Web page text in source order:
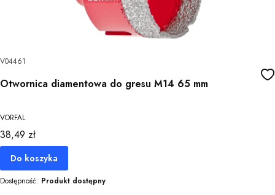
V04461
Otwornica diamentowa do gresu M14 65 mm
VORFAL
Cena
38,49 zł
Do koszyka
Dostępność: Produkt dostępny